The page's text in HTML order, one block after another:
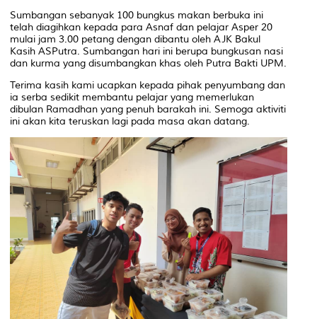
Sumbangan sebanyak 100 bungkus makan berbuka ini
telah diagihkan kepada para Asnaf dan pelajar Asper 20
mulai jam 3.00 petang dengan dibantu oleh AJK Bakul
Kasih ASPutra. Sumbangan hari ini berupa bungkusan nasi
dan kurma yang disumbangkan khas oleh Putra Bakti UPM.
Terima kasih kami ucapkan kepada pihak penyumbang dan
ia serba sedikit membantu pelajar yang memerlukan
dibulan Ramadhan yang penuh barakah ini. Semoga aktiviti
ini akan kita teruskan lagi pada masa akan datang.